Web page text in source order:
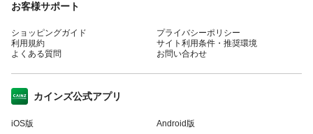
お客様サポート
ショッピングガイド
利用規約
よくある質問
プライバシーポリシー
サイト利用条件・推奨環境
お問い合わせ
カインズ公式アプリ
iOS版 Android版